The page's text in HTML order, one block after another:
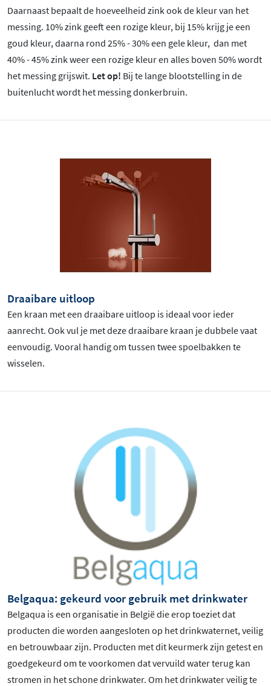
Daarnaast bepaalt de hoeveelheid zink ook de kleur van het
messing. 10% zink geeft een rozige kleur, bij 15% krijg je een
goud kleur, daarna rond 25% - 30% een gele kleur, dan met
40% - 45% zink weer een rozige kleur en alles boven 50% wordt
het messing grijswit. Let op! Bij te lange blootstelling in de
buitenlucht wordt het messing donkerbruin.
Draaibare uitloop
Een kraan met een draaibare uitloop is ideaal voor ieder
aanrecht. Ook vul je met deze draaibare kraan je dubbele vaat
eenvoudig. Vooral handig om tussen twee spoelbakken te
wisselen.
Belgaqua: gekeurd voor gebruik met drinkwater
Belgaqua is een organisatie in België die erop toeziet dat
producten die worden aangesloten op het drinkwaternet, veilig
en betrouwbaar zijn. Producten met dit keurmerk zijn getest en
goedgekeurd om te voorkomen dat vervuild water terug kan
stromen in het schone drinkwater. Om het drinkwater veilig te